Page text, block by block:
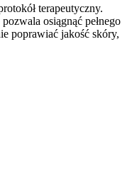
terapeutyczny.
osiągnąć pełnego
poprawiać jakość skóry,